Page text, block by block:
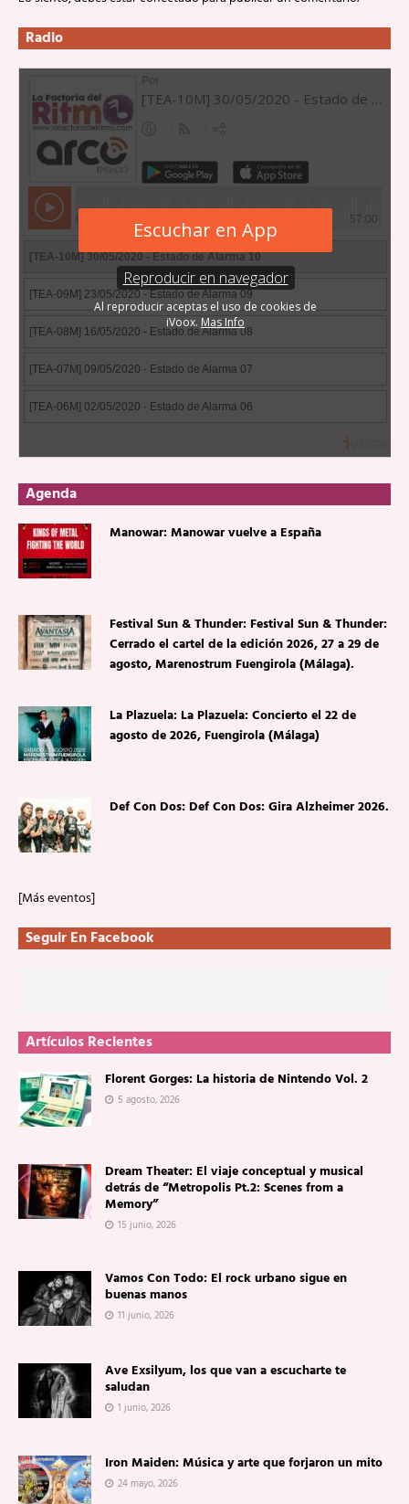
Radio
Agenda
Manowar: Manowar vuelve a España
Festival Sun & Thunder: Festival Sun & Thunder:
Cerrado el cartel de la edición 2026, 27 a 29 de
agosto, Marenostrum Fuengirola (Málaga).
La Plazuela: La Plazuela: Concierto el 22 de
agosto de 2026, Fuengirola (Málaga)
Def Con Dos: Def Con Dos: Gira Alzheimer 2026.
[Más eventos]
Seguir En Facebook
Artículos Recientes
Florent Gorges: La historia de Nintendo Vol. 2
5 agosto, 2026
Dream Theater: El viaje conceptual y musical
detrás de “Metropolis Pt.2: Scenes from a
Memory”
15 junio, 2026
Vamos Con Todo: El rock urbano sigue en
buenas manos
11 junio, 2026
Ave Exsilyum, los que van a escucharte te
saludan
1 junio, 2026
Iron Maiden: Música y arte que forjaron un mito
24 mayo, 2026